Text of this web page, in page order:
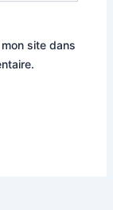
site dans